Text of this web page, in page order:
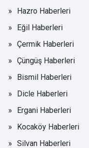
Hazro Haberleri
Eğil Haberleri
Çermik Haberleri
Çüngüş Haberleri
Bismil Haberleri
Dicle Haberleri
Ergani Haberleri
Kocaköy Haberleri
Silvan Haberleri